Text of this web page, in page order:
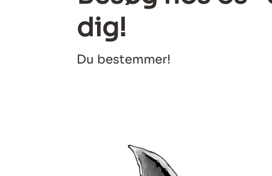
dig!
Du bestemmer!